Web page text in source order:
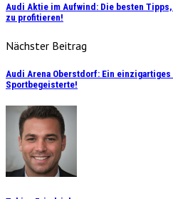
Audi Aktie im Aufwind: Die besten
zu profitieren!
Nächster Beitrag
Audi Arena Oberstdorf: Ein
Sportbegeisterte!